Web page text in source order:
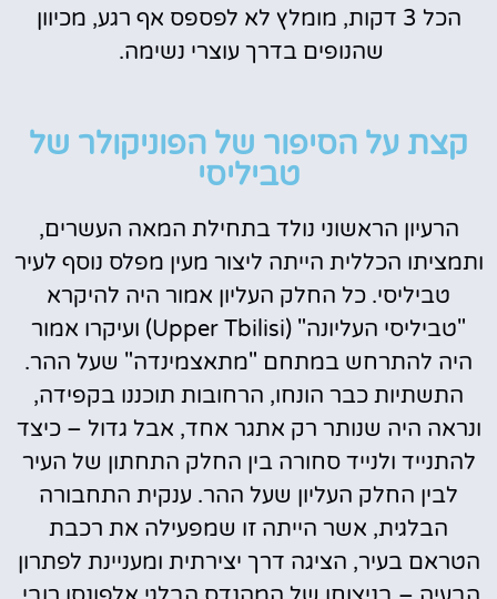
הכל 3 דקות, מומלץ לא לפספס אף רגע, מכיוון
שהנופים בדרך עוצרי נשימה.
קצת על הסיפור של הפוניקולר של
טביליסי
הרעיון הראשוני נולד בתחילת המאה העשרים,
ותמציתו הכללית הייתה ליצור מעין מפלס נוסף לעיר
טביליסי. כל החלק העליון אמור היה להיקרא
"טביליסי העליונה" (Upper Tbilisi) ועיקרו אמור
היה להתרחש במתחם "מתאצמינדה" שעל ההר.
התשתיות כבר הונחו, הרחובות תוכננו בקפידה,
ונראה היה שנותר רק אתגר אחד, אבל גדול – כיצד
להתנייד ולנייד סחורה בין החלק התחתון של העיר
לבין החלק העליון שעל ההר. ענקית התחבורה
הבלגית, אשר הייתה זו שמפעילה את רכבת
הטראם בעיר, הציגה דרך יצירתית ומעניינת לפתרון